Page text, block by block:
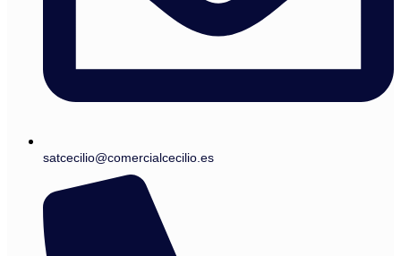
satcecilio@comercialcecilio.es